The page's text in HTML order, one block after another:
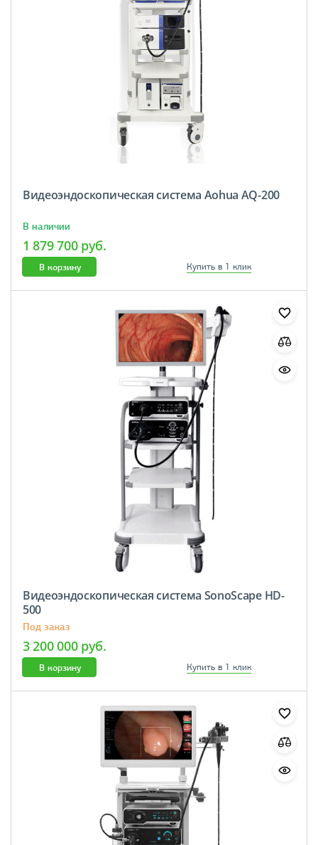
Видеоэндоскопическая система Aohua AQ-200
В наличии
1 879 700 руб.
В корзину Купить в 1 клик
Видеоэндоскопическая система SonoScape HD-
500
Под заказ
3 200 000 руб.
В корзину Купить в 1 клик